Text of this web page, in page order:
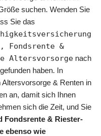
suchen. Wenden Sie
Sie das
Fondsrente &
Altersvorsorge nach
haben. In
& Renten in
an, damit sich Ihnen
sich die Zeit, und Sie
Fondsrente & Riester-
ebenso wie